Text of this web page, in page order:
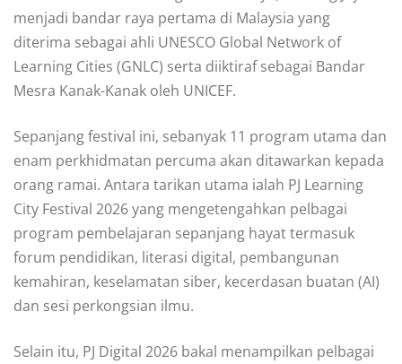
menjadi bandar raya pertama di Malaysia yang
diterima sebagai ahli UNESCO Global Network of
Learning Cities (GNLC) serta diiktiraf sebagai Bandar
Mesra Kanak-Kanak oleh UNICEF.
Sepanjang festival ini, sebanyak 11 program utama dan
enam perkhidmatan percuma akan ditawarkan kepada
orang ramai. Antara tarikan utama ialah PJ Learning
City Festival 2026 yang mengetengahkan pelbagai
program pembelajaran sepanjang hayat termasuk
forum pendidikan, literasi digital, pembangunan
kemahiran, keselamatan siber, kecerdasan buatan (AI)
dan sesi perkongsian ilmu.
Selain itu, PJ Digital 2026 bakal menampilkan pelbagai